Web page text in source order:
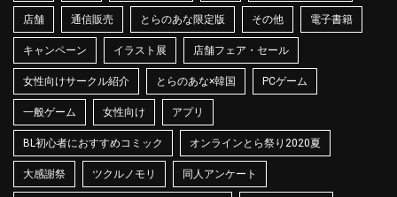
店舗 通信販売 とらのあな限定版 その他 電子書籍
キャンペーン イラスト展 店舗フェア・セール
女性向けサークル紹介 とらのあな×韓国 PCゲーム
一般ゲーム 女性向け アプリ
BL初心者におすすめコミック オンラインとら祭り2020夏
大感謝祭 ツクルノモリ 同人アンケート